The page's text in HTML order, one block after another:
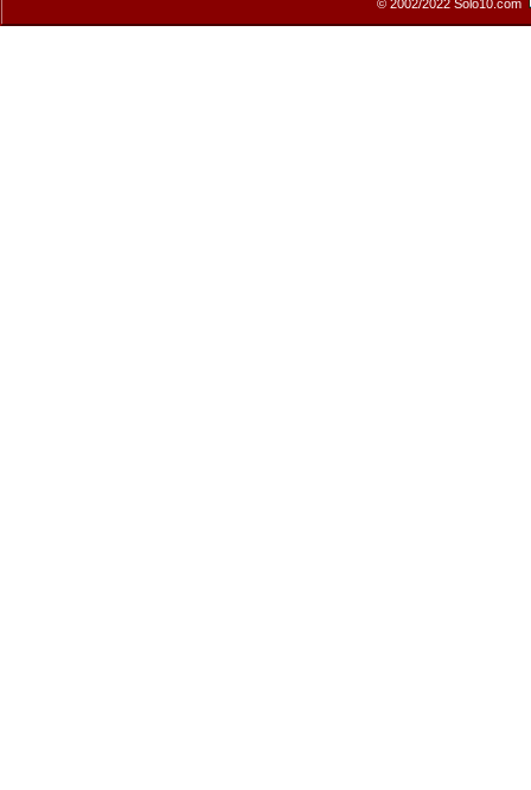
© 2002/2022 Solo10.com